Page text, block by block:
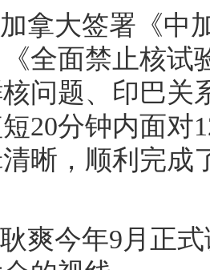
拿大签署《中
全面禁止核试
问题、印巴
20分钟内面对
晰，顺利完成
爽今年9月正